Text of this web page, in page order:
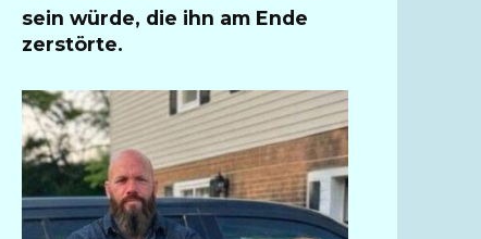
sein würde, die ihn am Ende
zerstörte.